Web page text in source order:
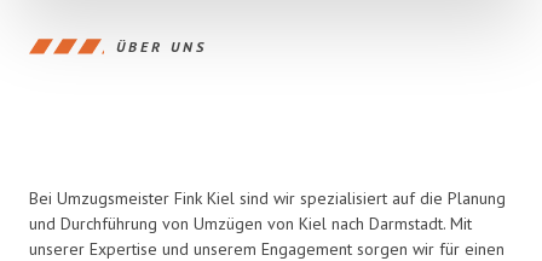
ÜBER UNS
Bei Umzugsmeister Fink Kiel sind wir spezialisiert auf die Planung
und Durchführung von Umzügen von Kiel nach Darmstadt. Mit
unserer Expertise und unserem Engagement sorgen wir für einen